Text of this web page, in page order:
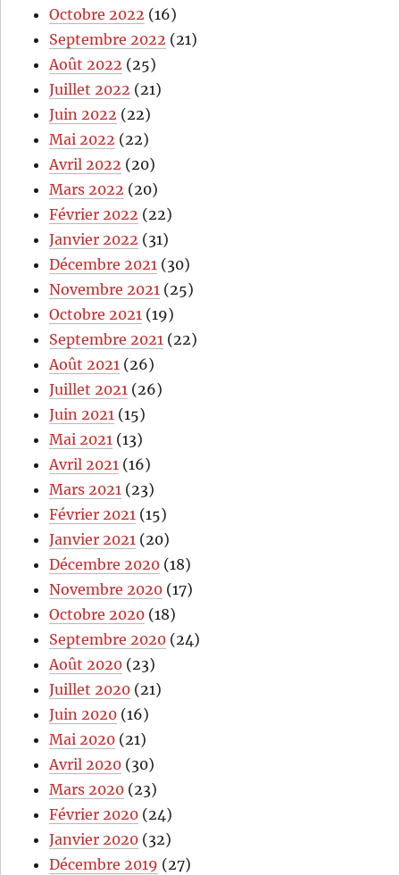
Octobre 2022 (16)
Septembre 2022 (21)
Août 2022 (25)
Juillet 2022 (21)
Juin 2022 (22)
Mai 2022 (22)
Avril 2022 (20)
Mars 2022 (20)
Février 2022 (22)
Janvier 2022 (31)
Décembre 2021 (30)
Novembre 2021 (25)
Octobre 2021 (19)
Septembre 2021 (22)
Août 2021 (26)
Juillet 2021 (26)
Juin 2021 (15)
Mai 2021 (13)
Avril 2021 (16)
Mars 2021 (23)
Février 2021 (15)
Janvier 2021 (20)
Décembre 2020 (18)
Novembre 2020 (17)
Octobre 2020 (18)
Septembre 2020 (24)
Août 2020 (23)
Juillet 2020 (21)
Juin 2020 (16)
Mai 2020 (21)
Avril 2020 (30)
Mars 2020 (23)
Février 2020 (24)
Janvier 2020 (32)
Décembre 2019 (27)